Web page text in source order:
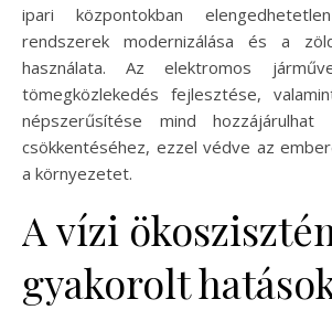
ipari központokban
rendszerek modernizálása és a
használata. Az elektromos
tömegközlekedés fejlesztése,
népszerűsítése mind hozzájárulhat
csökkentéséhez, ezzel védve az
a környezetet.
A vízi
gyakorolt